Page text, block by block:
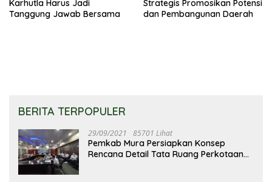
Karhutla Harus Jadi
Tanggung Jawab Bersama
Strategis Promosikan Potensi
dan Pembangunan Daerah
BERITA TERPOPULER
29/09/2021 85701 Lihat
Pemkab Mura Persiapkan Konsep
Rencana Detail Tata Ruang Perkotaan